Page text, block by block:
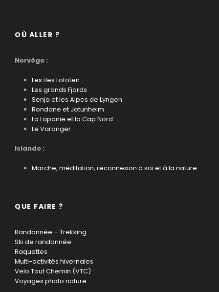
OÙ ALLER ?
Norvège :
Les îles Lofoten
Les grands Fjords
Senja et les Alpes de Lyngen
Rondane et Jotunheim
La Laponie et la Cap Nord
Le Varanger
Islande :
Marche, méditation, reconnexion à soi et à la nature
QUE FAIRE ?
Randonnée – Trekking
Ski de randonnée
Raquettes
Multi-activités hivernales
Velo Tout Chemin (VTC)
Voyages photo nature